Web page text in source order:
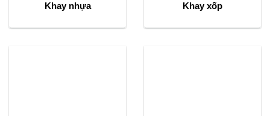
Khay nhựa Khay xốp